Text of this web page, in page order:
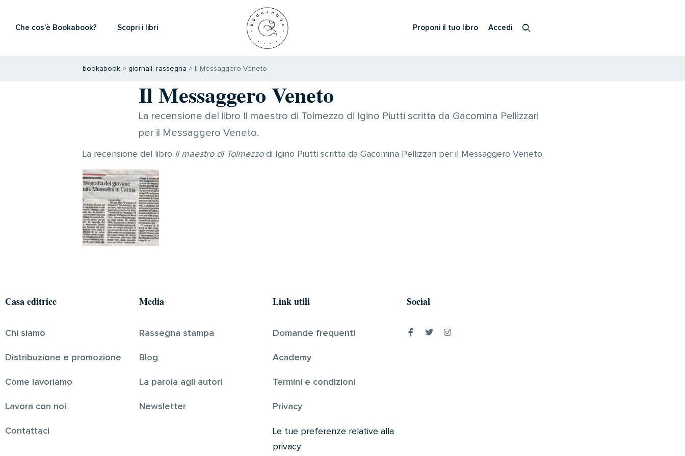
Che cos’è Bookabook? Scopri i libri Proponi il tuo libro Accedi
bookabook > giornali, rassegna > Il Messaggero Veneto
Il Messaggero Veneto
La recensione del libro Il maestro di Tolmezzo di Igino Piutti scritta da Gacomina Pellizzari
per il Messaggero Veneto.
La recensione del libro Il maestro di Tolmezzodi Igino Piutti scritta da Gacomina Pellizzari per il Messaggero Veneto.
Casa editrice
Chi siamo
Distribuzione e promozione
Come lavoriamo
Lavora con noi
Contattaci
Media
Rassegna stampa
Blog
La parola agli autori
Newsletter
Link utili
Domande frequenti
Academy
Termini e condizioni
Privacy
Le tue preferenze relative alla
privacy
Social